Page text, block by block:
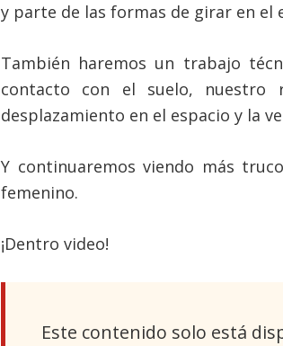
y parte de las formas de girar en el
También haremos un trabajo
contacto con el suelo, nuestro
desplazamiento en el espacio y la
Y continuaremos viendo más
femenino.
¡Dentro video!
Este contenido solo está